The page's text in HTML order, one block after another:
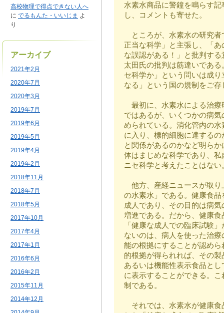
高校物理で得点できない人へ
に でるもんた・いいじま よ
り
アーカイブ
2021年2月
2020年7月
2020年3月
2019年7月
2019年6月
2019年5月
2019年4月
2019年2月
2018年11月
2018年7月
2018年5月
2017年10月
2017年4月
2017年1月
2016年6月
2016年2月
2015年11月
2014年12月
水素水商品に警鐘を鳴らす
し、コメントも寄せた。
ところが、水素水の研究者
正当な科学」と主張し、「
な誤認がある！」と批判す
太田氏の批判は筋違いであ
セ科学か」という問いは成
なる」という国の規制をご
最初に、水素水による治療
ではあるが、いくつかの病
められている。消化管内の
に入り、標的細胞に達する
と関係があるのかなど明ら
体はまじめな科学であり、
ニセ科学と考えたことはない
他方、産経ニュースが取り
の水素水」である。健康食
成人であり、その目的は病
増進である。だから、健康
「健康な成人での臨床試験
ないのは、病人を使った治
能の根拠にすることが認め
的根拠が得られれば、その
あるいは機能性表示食品と
に表示することができる。
制である。
それでは、水素水が健康食